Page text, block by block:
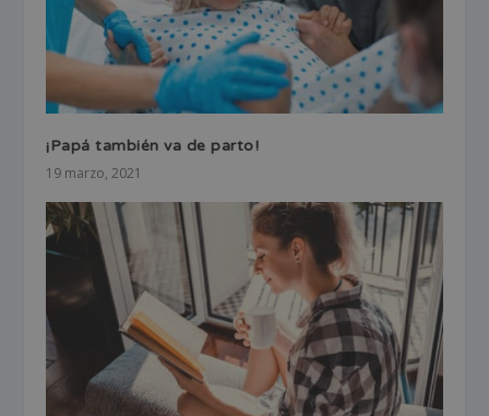
¡Papá también va de parto!
19 marzo, 2021